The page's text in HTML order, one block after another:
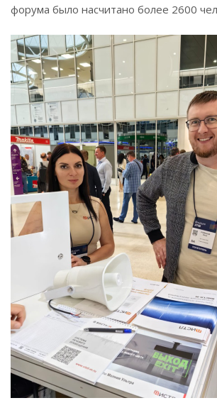
форума было насчитано более 2600